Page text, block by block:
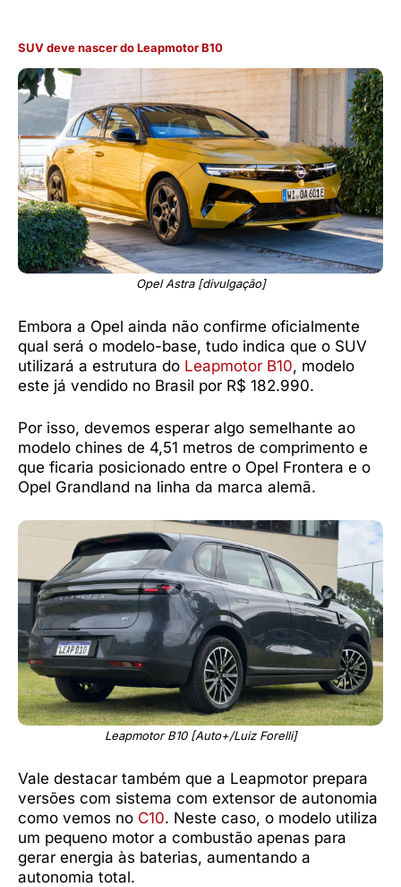
SUV deve nascer do Leapmotor B10
Opel Astra [divulgação]
Embora a Opel ainda não confirme oficialmente
qual será o modelo-base, tudo indica que o SUV
utilizará a estrutura do Leapmotor B10, modelo
este já vendido no Brasil por R$ 182.990.
Por isso, devemos esperar algo semelhante ao
modelo chines de 4,51 metros de comprimento e
que ficaria posicionado entre o Opel Frontera e o
Opel Grandland na linha da marca alemã.
Leapmotor B10 [Auto+/Luiz Forelli]
Vale destacar também que a Leapmotor prepara
versões com sistema com extensor de autonomia
como vemos no C10. Neste caso, o modelo utiliza
um pequeno motor a combustão apenas para
gerar energia às baterias, aumentando a
autonomia total.